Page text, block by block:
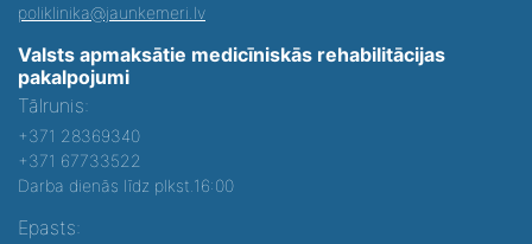
poliklinika@jaunkemeri.lv
Valsts apmaksātie medicīniskās rehabilitācijas
pakalpojumi
Tālrunis:
+371 28369340
+371 67733522
Darba dienās līdz plkst.16:00
Epasts: